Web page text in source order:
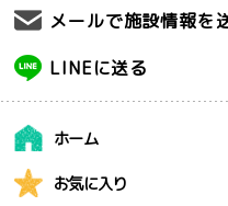
メールで施設情報を
LINEに送る
ホーム
お気に入り